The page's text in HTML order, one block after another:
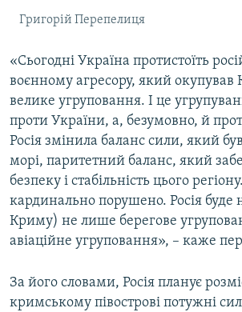
Григорій Перепелиця
«Сьогодні Україна протистоїть
воєнному агресору, який
велике угруповання. І це
проти України, а, безумовно, й
Росія змінила баланс сили, який
морі, паритетний баланс, який
безпеку і стабільність цього
кардинально порушено. Росія буде
Криму) не лише берегове
авіаційне угруповання», – каже
За його словами, Росія планує
кримському півострові потужні